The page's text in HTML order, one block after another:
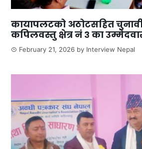
कायापलटको अठोटसहित
कपिलवस्तु क्षेत्र नं ३ का
February 21, 2026 by Interview Nepal